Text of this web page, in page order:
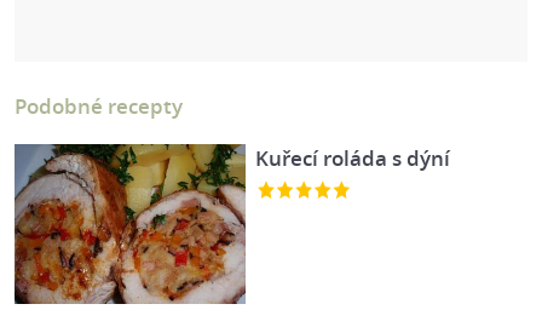
Podobné recepty
Kuřecí roláda s dýní